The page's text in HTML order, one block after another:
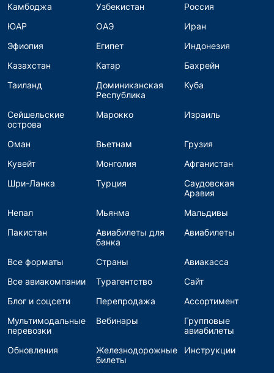
Камбоджа
Узбекистан
Россия
ЮАР
ОАЭ
Иран
Эфиопия
Египет
Индонезия
Казахстан
Катар
Бахрейн
Таиланд
Доминиканская
Республика
Куба
Сейшельские
острова
Марокко Израиль
Оман Вьетнам
Грузия
Кувейт
Монголия
Афганистан
Шри-Ланка
Турция
Саудовская
Аравия
Непал
Мьянма
Мальдивы
Пакистан
Авиабилеты для
банка
Авиабилеты
Все форматы Страны
Авиакасса
Все авиакомпании
Турагентство
Сайт
Блог и соцсети
Перепродажа
Ассортимент
Мультимодальные
перевозки
Вебинары
Групповые
авиабилеты
Обновления
Железнодорожные
билеты
Инструкции